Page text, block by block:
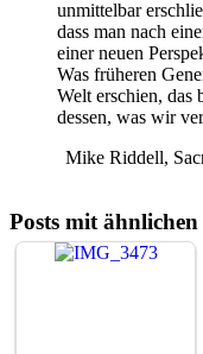
unmittelbar
dass man nach
einer neuen
Was früheren
Welt erschien, das
dessen, was wir
Mike Riddell,
Posts mit